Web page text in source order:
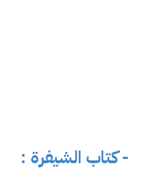
- كتاب الشيفرة :